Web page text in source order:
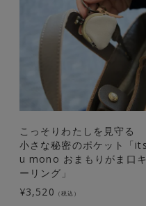
こっそりわたしを見守る
小さな秘密のポケット「its
u mono おまもりがま口キ
ーリング」
¥3,520 （税込）